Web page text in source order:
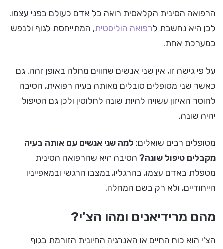
הרפואה הסינית הקלאסית רואה כל אדם כעולם בפני עצמו.
לכן היא נחשבת לרפואה הוליסטית, המתייחסת לגוף ולנפש
כמערכת אחת.
על פי גישה זו, אין שני אנשים שחווים מחלה באופן זהה. גם
כאשר שני מטופלים סובלים מאותה בעיה רפואית, הסיבה
לחוסר האיזון עשויה להיות שונה לחלוטין ולכן גם הטיפול
יהיה שונה.
מטופלים רבים שואלים: למה שני אנשים עם אותה בעיה
מקבלים טיפול שונה? הסיבה היא שהרפואה הסינית
מטפלת באדם עצמו, בהרגליו, במצבו הרגשי ובמאפייניו
הייחודיים, ולא רק בשם המחלה.
מהם מרידיאנים ומהו הצ'י?
הצ'י הוא כוח החיים או האנרגיה החיונית הזורמת בגוף